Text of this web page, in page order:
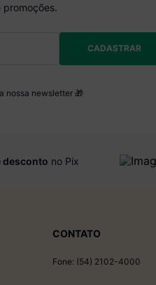
CADASTRAR
nossa newsletter 🎁
desconto no Pix
CONTATO
Fone: (54) 2102-4000